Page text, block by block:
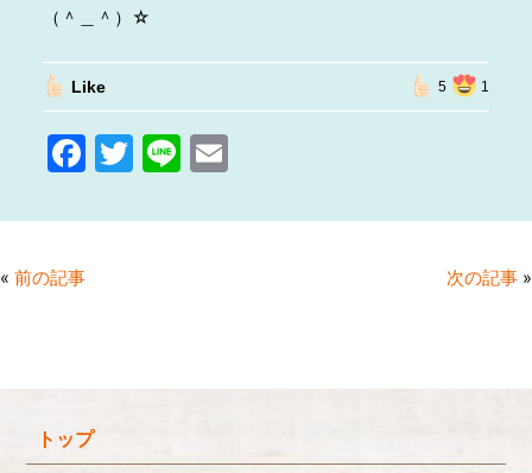
（＾＿＾）☆
Like 5 1
F
c
e
k
T
itt
Li
e
E
ai
« 前の記事 次の記事 »
トップ